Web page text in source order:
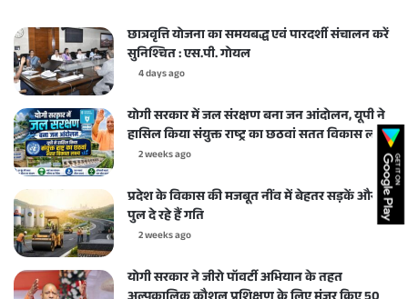
छात्रवृत्ति योजना का समयबद्ध एवं पारदर्शी संचालन करें
सुनिश्चित : एस.पी. गोयल
4 days ago
योगी सरकार में जल संरक्षण बना जन आंदोलन, यूपी ने
हासिल किया संयुक्त राष्ट्र का छठवां सतत विकास लक्ष्य
2 weeks ago
प्रदेश के विकास की मजबूत नींव में बेहतर सड़कें और
पुल दे रहे हैं गति
2 weeks ago
योगी सरकार ने जीरो पॉवर्टी अभियान के तहत